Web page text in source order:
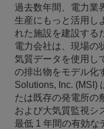
過去数年間、電力業
生産にもっと活用し
れた施設を建設する
電力会社は、現場の
気質データを使用し
の排出物をモデル化
Solutions, Inc. (MSI)
たは既存の発電所の
および大気質監視シ
最低 1 年間の有効な